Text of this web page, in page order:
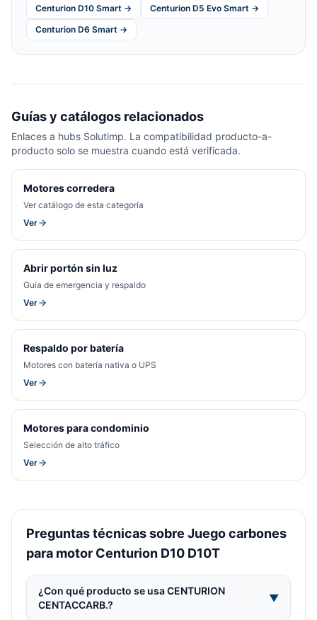
Centurion D10 Smart →
Centurion D5 Evo Smart →
Centurion D6 Smart →
Guías y catálogos relacionados
Enlaces a hubs Solutimp. La compatibilidad producto-a-
producto solo se muestra cuando está verificada.
Motores corredera
Ver catálogo de esta categoría
Ver
Abrir portón sin luz
Guía de emergencia y respaldo
Ver
Respaldo por batería
Motores con batería nativa o UPS
Ver
Motores para condominio
Selección de alto tráfico
Ver
Preguntas técnicas sobre Juego carbones
para motor Centurion D10 D10T
¿Con qué producto se usa CENTURION
CENTACCARB.?
▼